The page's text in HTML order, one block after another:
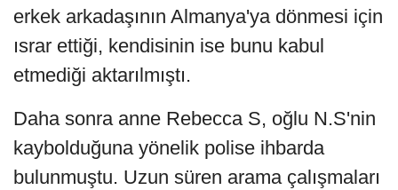
erkek arkadaşının Almanya'ya dönmesi için
ısrar ettiği, kendisinin ise bunu kabul
etmediği aktarılmıştı.
Daha sonra anne Rebecca S, oğlu N.S'nin
kaybolduğuna yönelik polise ihbarda
bulunmuştu. Uzun süren arama çalışmaları